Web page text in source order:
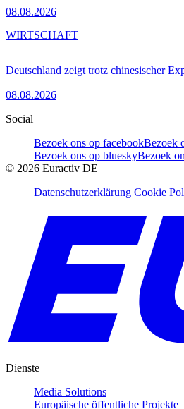
08.08.2026
Deutschland zeigt trotz chinesischer
08.08.2026
WIRTSCHAFT
Social
Bezoek ons op facebookBezoek
Bezoek ons op blueskyBezoek
© 2026 Euractiv DE
Datenschutzerklärung Cookie
Dienste
Media Solutions
Europäische öffentliche Projekte